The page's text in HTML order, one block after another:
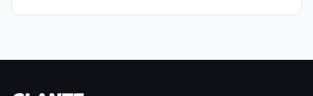
för sitt aktiva jordbruk och sin naturnära livsstil. Vi når